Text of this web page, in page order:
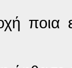
ποια